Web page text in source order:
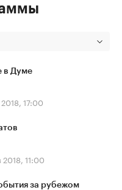
в Думе
17:00
11:00
за рубежом